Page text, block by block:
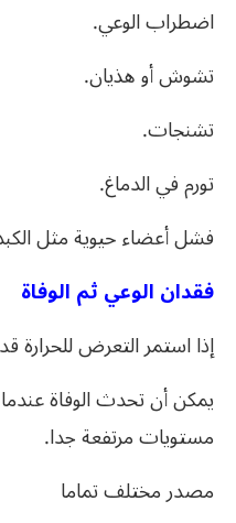
اضطراب الوعي.
تشوش أو هذيان.
تشنجات.
تورم في الدماغ.
فشل أعضاء حيوية مثل
فقدان الوعي ثم الوفاة
إذا استمر التعرض
يمكن أن تحدث الوفاة
مستويات مرتفعة جدا.
مصدر مختلف تماما